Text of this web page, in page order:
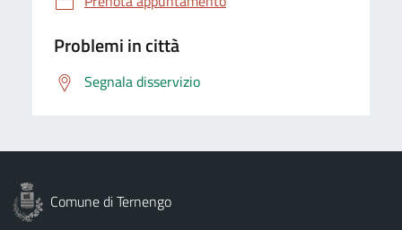
Problemi in città
Segnala disservizio
Comune di Ternengo